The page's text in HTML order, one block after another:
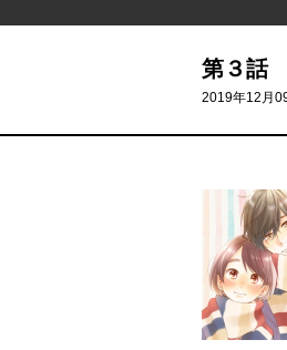
第３話
2019年12月